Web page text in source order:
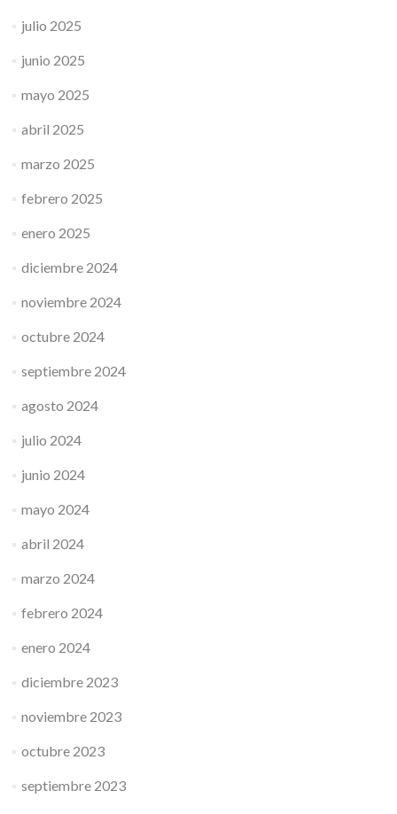
julio 2025
junio 2025
mayo 2025
abril 2025
marzo 2025
febrero 2025
enero 2025
diciembre 2024
noviembre 2024
octubre 2024
septiembre 2024
agosto 2024
julio 2024
junio 2024
mayo 2024
abril 2024
marzo 2024
febrero 2024
enero 2024
diciembre 2023
noviembre 2023
octubre 2023
septiembre 2023